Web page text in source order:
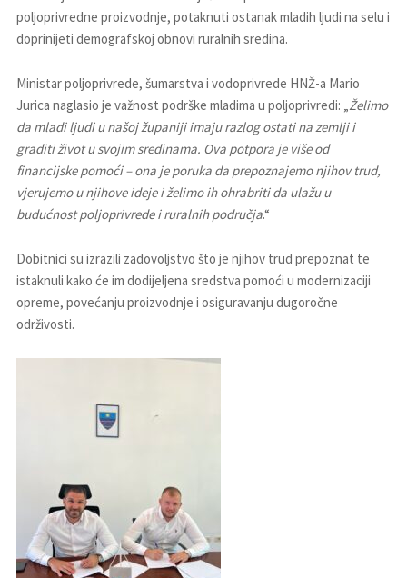
poljoprivredne proizvodnje, potaknuti ostanak mladih ljudi na selu i
doprinijeti demografskoj obnovi ruralnih sredina.
Ministar poljoprivrede, šumarstva i vodoprivrede HNŽ-a Mario
Jurica naglasio je važnost podrške mladima u poljoprivredi: „Želimo
da mladi ljudi u našoj županiji imaju razlog ostati na zemlji i
graditi život u svojim sredinama. Ova potpora je više od
financijske pomoći – ona je poruka da prepoznajemo njihov trud,
vjerujemo u njihove ideje i želimo ih ohrabriti da ulažu u
budućnost poljoprivrede i ruralnih područja.“
Dobitnici su izrazili zadovoljstvo što je njihov trud prepoznat te
istaknuli kako će im dodijeljena sredstva pomoći u modernizaciji
opreme, povećanju proizvodnje i osiguravanju dugoročne
održivosti.